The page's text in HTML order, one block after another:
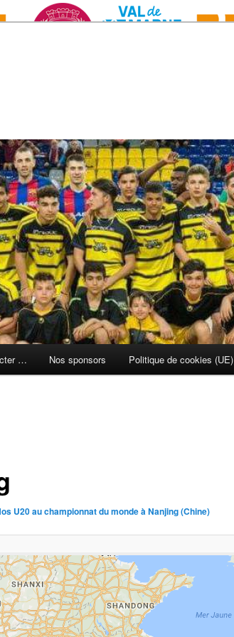
… Nos sponsors Politique de cookies (UE)
U20 au championnat du monde à Nanjing (Chine)